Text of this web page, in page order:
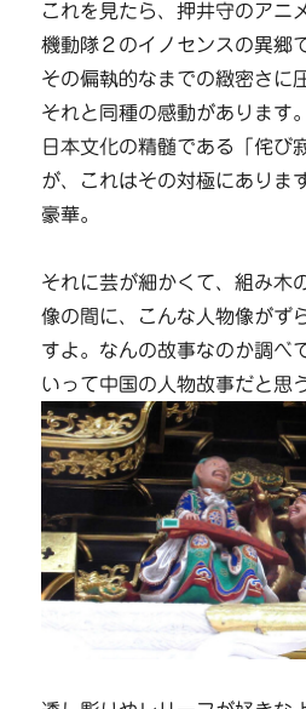
これを見たら、押井守のアニ
機動隊２のイノセンスの異郷
その偏執的なまでの緻密さに
それと同種の感動があります。
日本文化の精髄である「侘び
が、これはその対極にありま
豪華。
それに芸が細かくて、組み木
像の間に、こんな人物像がず
すよ。なんの故事なのか調べ
いって中国の人物故事だと思